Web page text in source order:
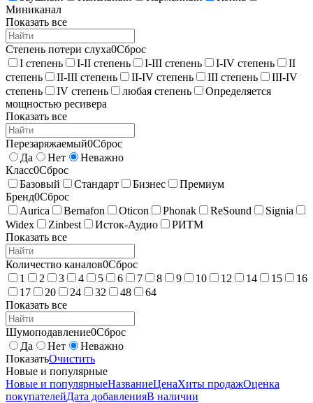
Миниканал
Показать все
Степень потери слуха0Сброс
I степень
I-II степень I-III степень I-IV степень
II
степень
II-III степень II-IV степень III степень
III-IV
степень
IV степень любая степень
Определяется
мощностью ресивера
Показать все
Перезаряжаемый0Сброс
Да
Нет
Неважно
Класс0Сброс
Базовый
Стандарт Бизнес
Премиум
Бренд0Сброс
Aurica
Bernafon Oticon Phonak ReSound
Signia
Widex
Zinbest Исток-Аудио
РИТМ
Показать все
Количество каналов0Сброс
1
2 3 4 5 6 7 8 9 10 12 14 15
16
17
20 24 32 48
64
Показать все
Шумоподавление0Сброс
Да
Нет
Неважно
ПоказатьОчистить
Новые и популярные
Новые и популярныеНазваниеЦенаХиты продажОценка
покупателейДата добавленияВ наличии